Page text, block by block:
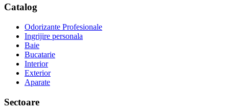
Catalog
Odorizante Profesionale
Ingrijire personala
Baie
Bucatarie
Interior
Exterior
Aparate
Sectoare